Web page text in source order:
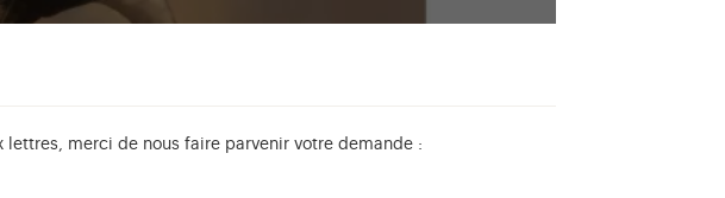
merci de nous faire parvenir votre demande :